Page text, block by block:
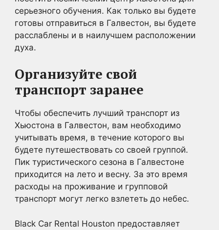
серьезного обучения. Как только вы будете
готовы отправиться в Галвестон, вы будете
расслаблены и в наилучшем расположении
духа.
Организуйте свой
транспорт заранее
Чтобы обеспечить лучший транспорт из
Хьюстона в Галвестон, вам необходимо
учитывать время, в течение которого вы
будете путешествовать со своей группой.
Пик туристического сезона в Галвестоне
приходится на лето и весну. За это время
расходы на проживание и групповой
транспорт могут легко взлететь до небес.
Black Car Rental Houston предоставляет